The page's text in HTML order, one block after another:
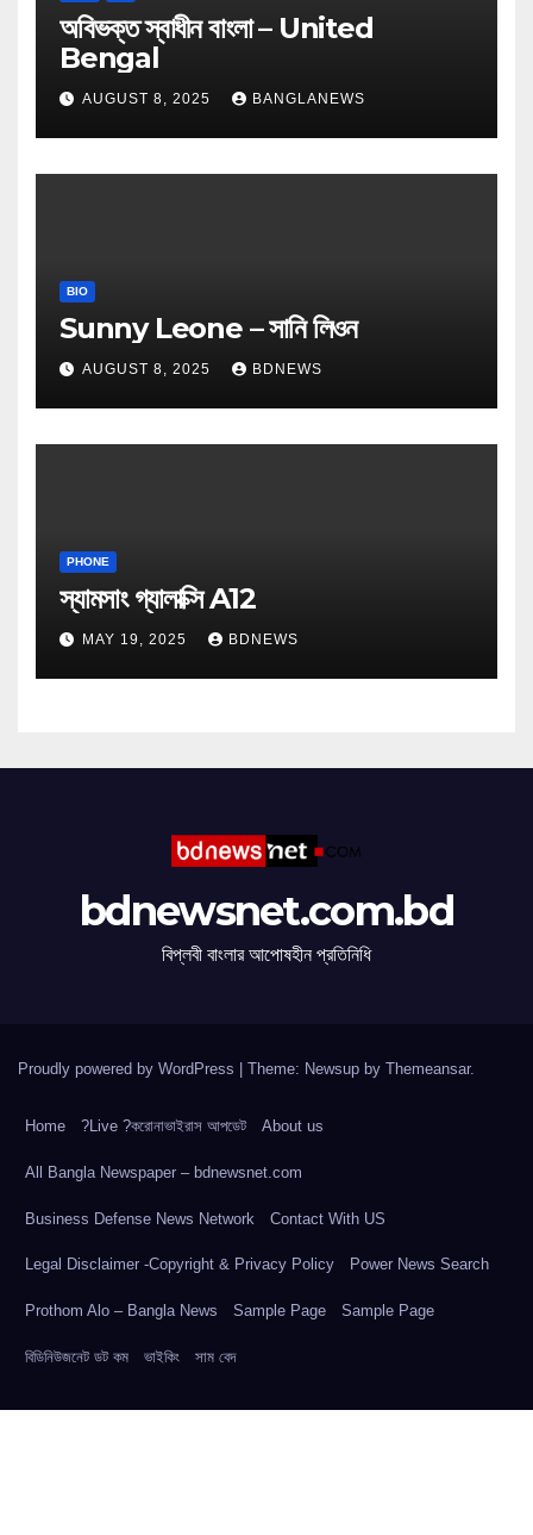
অবিভক্ত স্বাধীন বাংলা – United
Bengal
AUGUST 8, 2025 BANGLANEWS
BIO
Sunny Leone – সানি লিওন
AUGUST 8, 2025 BDNEWS
PHONE
স্যামসাং গ্যালাক্সি A12
MAY 19, 2025 BDNEWS
bdnewsnet.com.bd
বিপ্লবী বাংলার আপোষহীন প্রতিনিধি
Proudly powered by WordPress | Theme: Newsup by Themeansar.
Home ?Live ?করোনাভাইরাস আপডেট About us
All Bangla Newspaper – bdnewsnet.com
Business Defense News Network Contact With US
Legal Disclaimer -Copyright & Privacy Policy Power News Search
Prothom Alo – Bangla News Sample Page Sample Page
বিডিনিউজনেট ডট কম ভাইকিং সাম বেদ